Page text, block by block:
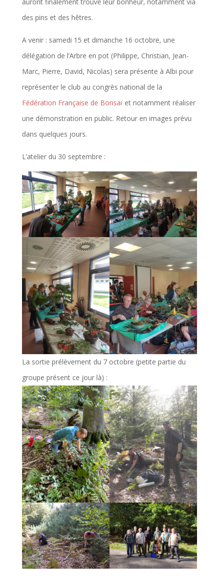
des pins et des hêtres.
A venir : samedi 15 et dimanche 16 octobre, une
délégation de l’Arbre en pot (Philippe, Christian, Jean-
Marc, Pierre, David, Nicolas) sera présente à Albi pour
représenter le club au congrès national de la
Fédération Française de Bonsaïet notamment réaliser
une démonstration en public. Retour en images prévu
dans quelques jours.
L’atelier du 30 septembre :
La sortie prélèvement du 7 octobre (petite partie du
groupe présent ce jour là) :